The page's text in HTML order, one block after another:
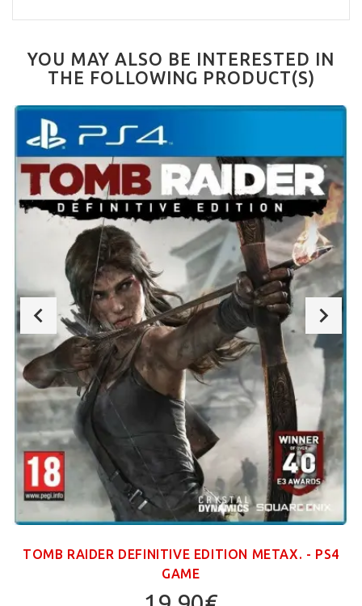
YOU MAY ALSO BE INTERESTED IN
THE FOLLOWING PRODUCT(S)
TOMB RAIDER DEFINITIVE EDITION ΜΕΤΑΧ. - PS4
GAME